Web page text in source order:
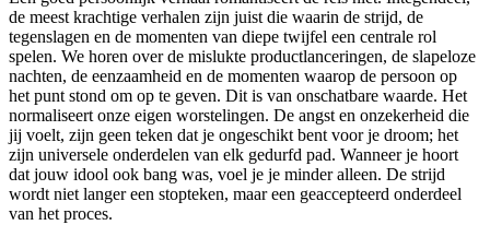
de meest krachtige verhalen zijn juist die waarin de strijd, de
tegenslagen en de momenten van diepe twijfel een centrale rol
spelen. We horen over de mislukte productlanceringen, de slapeloze
nachten, de eenzaamheid en de momenten waarop de persoon op
het punt stond om op te geven. Dit is van onschatbare waarde. Het
normaliseert onze eigen worstelingen. De angst en onzekerheid die
jij voelt, zijn geen teken dat je ongeschikt bent voor je droom; het
zijn universele onderdelen van elk gedurfd pad. Wanneer je hoort
dat jouw idool ook bang was, voel je je minder alleen. De strijd
wordt niet langer een stopteken, maar een geaccepteerd onderdeel
van het proces.